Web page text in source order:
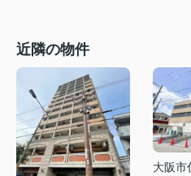
近隣の物件
大阪市